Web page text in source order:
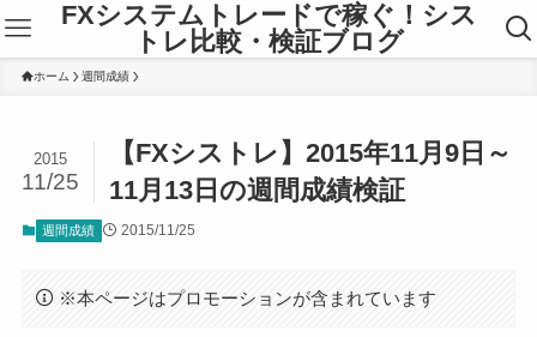
FXシステムトレードで稼ぐ！シス
トレ比較・検証ブログ
ホーム 週間成績
【FXシストレ】2015年11月9日～
11月13日の週間成績検証
2015
11/25
週間成績 2015/11/25
※本ページはプロモーションが含まれています